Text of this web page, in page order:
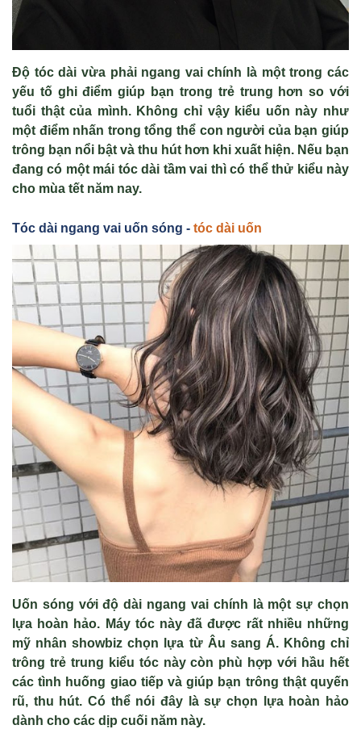
Độ tóc dài vừa phải ngang vai chính là một trong các
yếu tố ghi điểm giúp bạn trong trẻ trung hơn so với
tuổi thật của mình. Không chỉ vậy kiểu uốn này như
một điểm nhấn trong tổng thể con người của bạn giúp
trông bạn nổi bật và thu hút hơn khi xuất hiện. Nếu bạn
đang có một mái tóc dài tầm vai thì có thể thử kiểu này
cho mùa tết năm nay.
Tóc dài ngang vai uốn sóng - tóc dài uốn
Uốn sóng với độ dài ngang vai chính là một sự chọn
lựa hoàn hảo. Máy tóc này đã được rất nhiều những
mỹ nhân showbiz chọn lựa từ Âu sang Á. Không chỉ
trông trẻ trung kiểu tóc này còn phù hợp với hầu hết
các tình huống giao tiếp và giúp bạn trông thật quyến
rũ, thu hút. Có thể nói đây là sự chọn lựa hoàn hảo
dành cho các dịp cuối năm này.